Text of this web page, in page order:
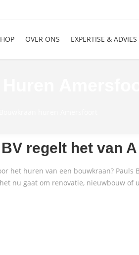
OVER ONS EXPERTISE & ADVIES
regelt het van
het huren van een bouwkraan?
nu gaat om renovatie, nieuwbouw